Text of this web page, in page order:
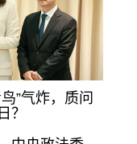
”气炸，质问
？